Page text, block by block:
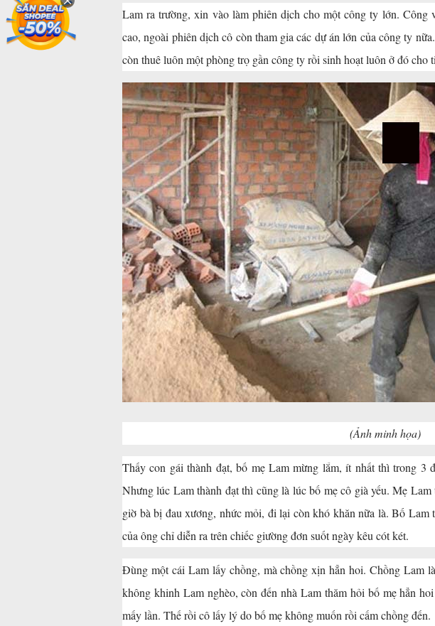
Lam ra trường, xin vào làm phiên dịch cho một công ty lớn. Công
cao, ngoài phiên dịch cô còn tham gia các dự án lớn của công ty
còn thuê luôn một phòng trọ gần công ty rồi sinh hoạt luôn ở đó cho
(Ảnh minh họa)
Thấy con gái thành đạt, bố mẹ Lam mừng lắm, ít nhất thì trong 3
Nhưng lúc Lam thành đạt thì cũng là lúc bố mẹ cô già yếu. Mẹ
giờ bà bị đau xương, nhức mỏi, đi lại còn khó khăn nữa là. Bố Lam
của ông chỉ diễn ra trên chiếc giường đơn suốt ngày kêu cót két.
Đùng một cái Lam lấy chồng, mà chồng xịn hẳn hoi. Chồng Lam
không khinh Lam nghèo, còn đến nhà Lam thăm hỏi bố mẹ hẳn
mấy lần. Thế rồi cô lấy lý do bố mẹ không muốn rồi cấm chồng đến.